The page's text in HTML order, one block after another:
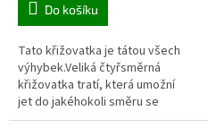
Do košíku
Tato křižovatka je tátou všech
výhybek.Veliká čtyřsměrná
křižovatka tratí, která umožní
jet do jakéhokoli směru se
mašince bude chtít, to